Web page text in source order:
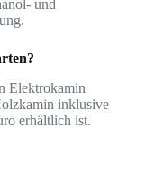
und
Elektrokamin
inklusive
erhältlich ist.